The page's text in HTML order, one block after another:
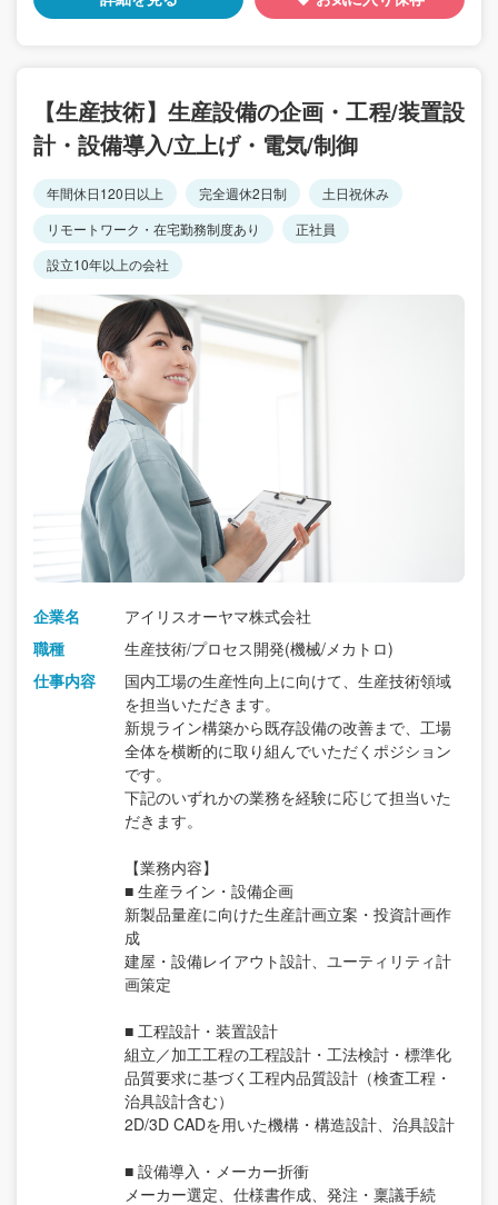
【生産技術】生産設備の企画・工程/装置設
計・設備導入/立上げ・電気/制御
年間休日120日以上 完全週休2日制
土日祝休み
リモートワーク・在宅勤務制度あり
正社員
設立10年以上の会社
企業名
アイリスオーヤマ株式会社
職種
生産技術/プロセス開発(機械/メカトロ)
仕事内容
国内工場の生産性向上に向けて、生産技術領域
を担当いただきます。
新規ライン構築から既存設備の改善まで、工場
全体を横断的に取り組んでいただくポジション
です。
下記のいずれかの業務を経験に応じて担当いた
だきます。
【業務内容】
■ 生産ライン・設備企画
新製品量産に向けた生産計画立案・投資計画作
成
建屋・設備レイアウト設計、ユーティリティ計
画策定
■ 工程設計・装置設計
組立／加工工程の工程設計・工法検討・標準化
品質要求に基づく工程内品質設計（検査工程・
治具設計含む）
2D/3D CADを用いた機構・構造設計、治具設計
■ 設備導入・メーカー折衝
メーカー選定、仕様書作成、発注・稟議手続